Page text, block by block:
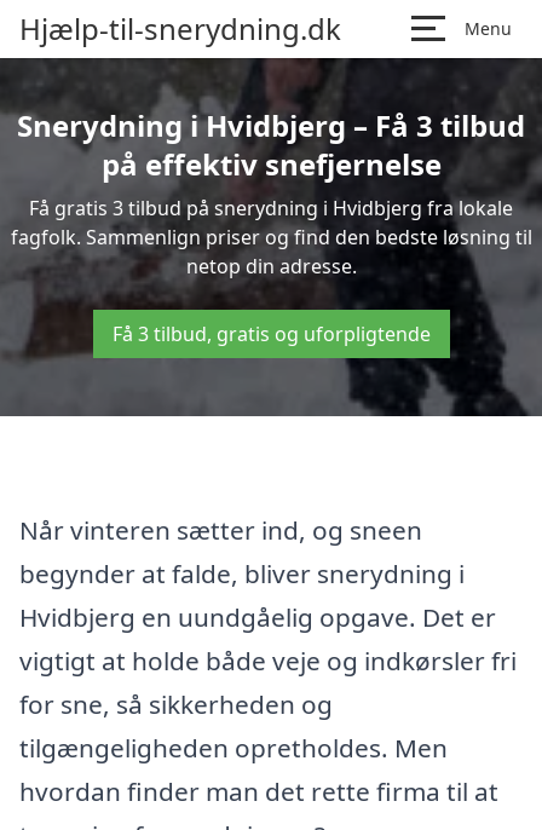
Hjælp-til-snerydning.dk Menu
Snerydning i Hvidbjerg – Få 3 tilbud
på effektiv snefjernelse
Få gratis 3 tilbud på snerydning i Hvidbjerg fra lokale
fagfolk. Sammenlign priser og find den bedste løsning til
netop din adresse.
Få 3 tilbud, gratis og uforpligtende
Når vinteren sætter ind, og sneen
begynder at falde, bliver snerydning i
Hvidbjerg en uundgåelig opgave. Det er
vigtigt at holde både veje og indkørsler fri
for sne, så sikkerheden og
tilgængeligheden opretholdes. Men
hvordan finder man det rette firma til at